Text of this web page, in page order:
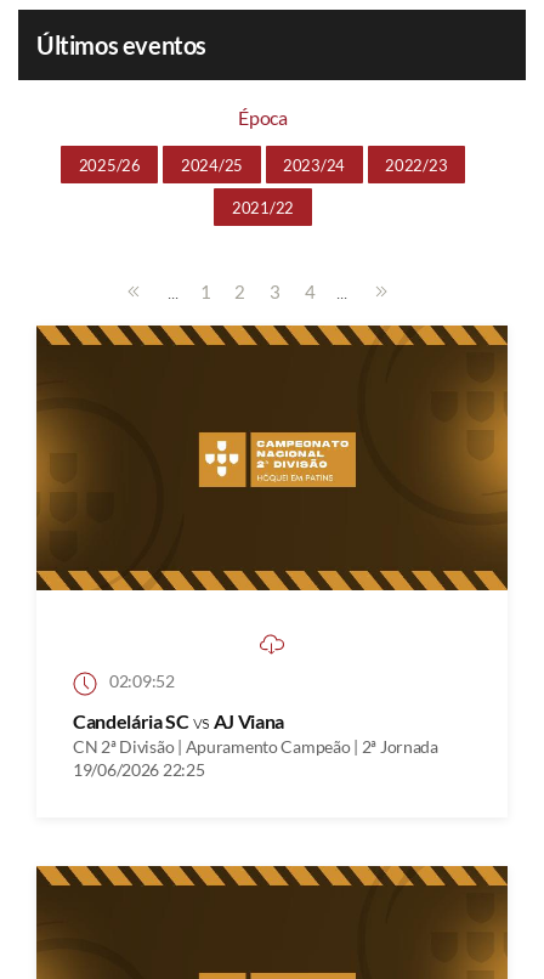
Últimos eventos
Época
2025/26 2024/25 2023/24 2022/23
2021/22
... 1 2 3 4 ...
02:09:52
Candelária SCvs AJ Viana
CN 2ª Divisão | Apuramento Campeão | 2ª Jornada
19/06/2026 22:25